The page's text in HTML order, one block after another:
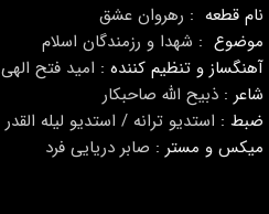
نام قطعه : رهروان عشق
موضوع : شهدا و رزمندگان اسلام
آهنگساز و تنظیم کننده : امید فتح الهی
شاعر :ذبیح الله صاحبکار
ضبط : استدیو ترانه / استدیو لیله القدر
میکس و مستر : صابر دریایی فرد